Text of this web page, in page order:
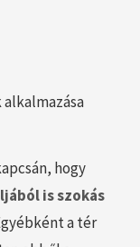
hogy
is szokás
a tér